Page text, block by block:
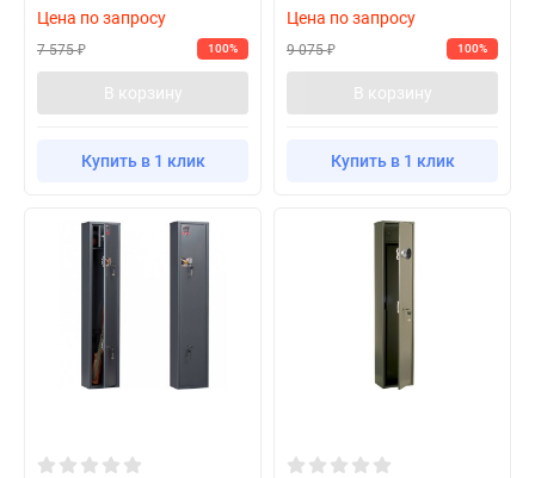
Цена по запросу
7 575₽ 100%
В корзину
Купить в 1 клик
Цена по запросу
9 075₽ 100%
В корзину
Купить в 1 клик